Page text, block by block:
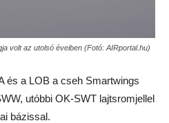
volt az utolsó éveiben (Fotó: AIRportal.hu)
és a LOB a cseh Smartwings
utóbbi OK-SWT lajtsromjellel
bázissal.